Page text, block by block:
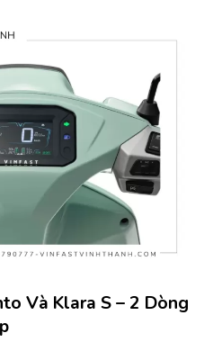
Và Klara S – 2 Dòng